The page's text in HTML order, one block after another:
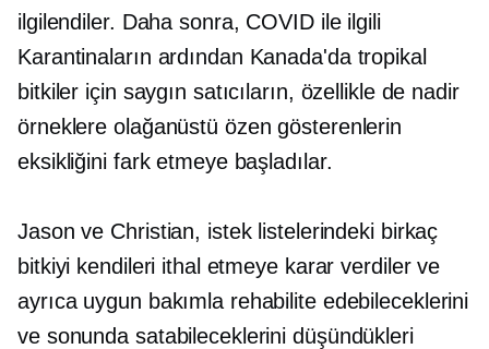
ilgilendiler. Daha sonra, COVID ile ilgili
Karantinaların ardından Kanada'da tropikal
bitkiler için saygın satıcıların, özellikle de nadir
örneklere olağanüstü özen gösterenlerin
eksikliğini fark etmeye başladılar.
Jason ve Christian, istek listelerindeki birkaç
bitkiyi kendileri ithal etmeye karar verdiler ve
ayrıca uygun bakımla rehabilite edebileceklerini
ve sonunda satabileceklerini düşündükleri